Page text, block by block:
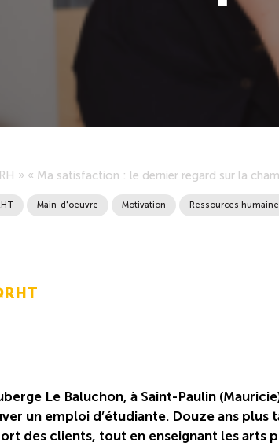
» « Ma satisfaction : le dernier regard sur la
Main-d'oeuvre Motivation Ressources
Le Baluchon, à Saint-Paulin
un emploi d’étudiante. Douze ans plus
des clients, tout en enseignant les arts